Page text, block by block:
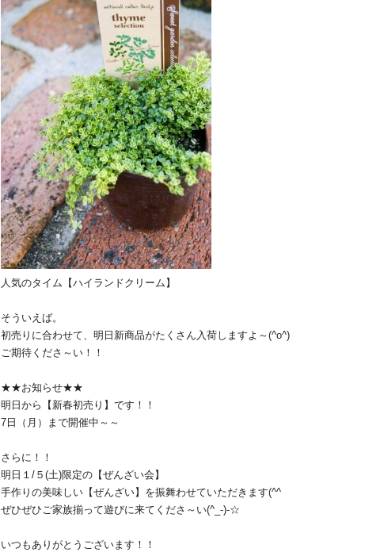
人気のタイム【ハイランドクリーム】
そういえば。
初売りに合わせて、明日新商品がたくさん入荷しますよ～(^o^)
ご期待くださ～い！！
★★お知らせ★★
明日から【新春初売り】です！！
7日（月）まで開催中～～
さらに！！
明日１/５(土)限定の【ぜんざい会】
手作りの美味しい【ぜんざい】を振舞わせていただきます(^^ゞ
ぜひぜひご家族揃って遊びに来てくださ～い(^_-)-☆
いつもありがとうございます！！